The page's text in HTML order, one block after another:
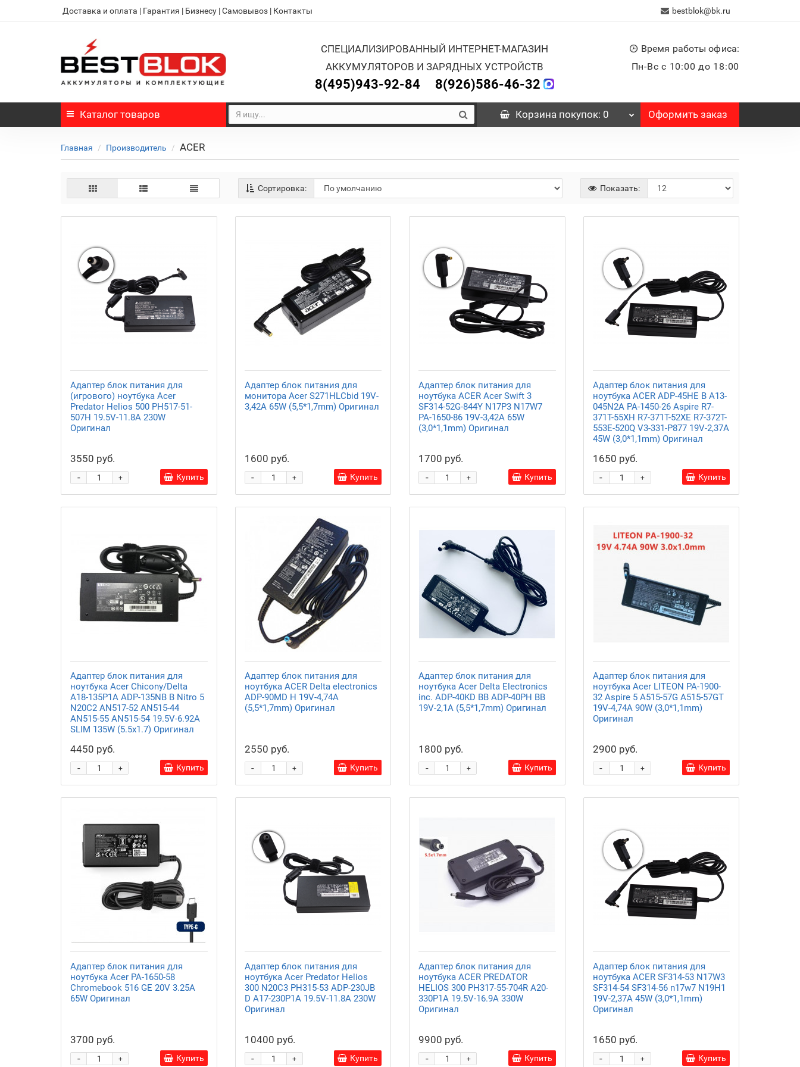
Доставка и оплата | Гарантия | Бизнесу |Самовывоз | Контакты bestblok@bk.ru
СПЕЦИАЛИЗИРОВАННЫЙ ИНТЕРНЕТ-МАГАЗИН
АККУМУЛЯТОРОВ И ЗАРЯДНЫХ УСТРОЙСТВ
8(495)943-92-84 8(926)586-46-32
Время работы офиса:
Пн-Вс с 10:00 до 18:00
Каталог товаров Корзина покупок: 0 Оформить заказ
Главная Производитель ACER
Сортировка: Показать:
Адаптер блок питания для
(игрового) ноутбука Acer
Predator Helios 500 PH517-51-
507H 19.5V-11.8A 230W
Оригинал
3550 руб.
+
- Купить
Адаптер блок питания для
монитора Acer S271HLCbid 19V-
3,42A 65W (5,5*1,7mm) Оригинал
1600 руб.
+
- Купить
Адаптер блок питания для
ноутбука ACER Acer Swift 3
SF314-52G-844Y N17P3 N17W7
PA-1650-86 19V-3,42A 65W
(3,0*1,1mm) Оригинал
1700 руб.
+
- Купить
Адаптер блок питания для
ноутбука ACER ADP-45HE B A13-
045N2A PA-1450-26 Aspire R7-
371T-55XH R7-371T-52XE R7-372T-
553E-520Q V3-331-P877 19V-2,37A
45W (3,0*1,1mm) Оригинал
1650 руб.
+
- Купить
Адаптер блок питания для
ноутбука Acer Chicony/Delta
A18-135P1A ADP-135NB B Nitro 5
N20C2 AN517-52 AN515-44
AN515-55 AN515-54 19.5V-6.92A
SLIM 135W (5.5x1.7) Оригинал
4450 руб.
+
- Купить
Адаптер блок питания для
ноутбука ACER Delta electronics
ADP-90MD H 19V-4,74A
(5,5*1,7mm) Оригинал
2550 руб.
+
- Купить
Адаптер блок питания для
ноутбука Acer Delta Electronics
inc. ADP-40KD BB ADP-40PH BB
19V-2,1A (5,5*1,7mm) Оригинал
1800 руб.
+
- Купить
Адаптер блок питания для
ноутбука Acer LITEON PA-1900-
32 Aspire 5 A515-57G A515-57GT
19V-4,74A 90W (3,0*1,1mm)
Оригинал
2900 руб.
+
- Купить
Адаптер блок питания для
ноутбука Acer PA-1650-58
Chromebook 516 GE 20V 3.25A
65W Оригинал
3700 руб.
+
- Купить
Адаптер блок питания для
ноутбука Acer Predator Helios
300 N20C3 PH315-53 ADP-230JB
D A17-230P1A 19.5V-11.8A 230W
Оригинал
10400 руб.
+
- Купить
Адаптер блок питания для
ноутбука ACER PREDATOR
HELIOS 300 PH317-55-704R A20-
330P1A 19.5V-16.9A 330W
Оригинал
9900 руб.
+
- Купить
Адаптер блок питания для
ноутбука ACER SF314-53 N17W3
SF314-54 SF314-56 n17w7 N19H1
19V-2,37A 45W (3,0*1,1mm)
Оригинал
1650 руб.
+
- Купить